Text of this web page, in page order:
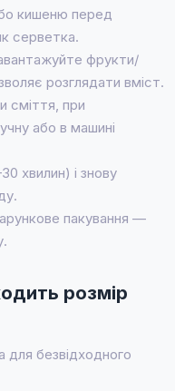
кишеню перед
серветка.
фрукти/
розглядати вміст.
сміття, при
або в машині
хвилин) і знову
пакування —
розмір
безвідходного